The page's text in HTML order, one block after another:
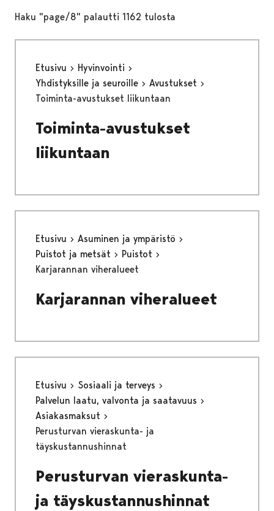
Haku "page/8" palautti 1162 tulosta
Etusivu
Hyvinvointi
Yhdistyksille ja seuroille
Avustukset
Toiminta-avustukset liikuntaan
Toiminta-avustukset
liikuntaan
Etusivu
Asuminen ja ympäristö
Puistot ja metsät
Puistot
Karjarannan viheralueet
Karjarannan viheralueet
Etusivu
Sosiaali ja terveys
Palvelun laatu, valvonta ja saatavuus
Asiakasmaksut
Perusturvan vieraskunta- ja
täyskustannushinnat
Perusturvan vieraskunta-
ja täyskustannushinnat